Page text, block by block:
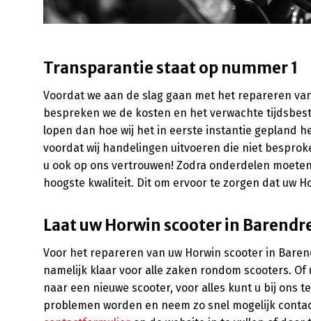
Transparantie staat op nummer 1
Voordat we aan de slag gaan met het repareren
bespreken we de kosten en het verwachte
lopen dan hoe wij het in eerste instantie gepland
voordat wij handelingen uitvoeren die niet
u ook op ons vertrouwen! Zodra onderdelen
hoogste kwaliteit. Dit om ervoor te zorgen dat uw
Laat uw Horwin scooter in
Voor het repareren van uw Horwin scooter in
namelijk klaar voor alle zaken rondom scooters.
naar een nieuwe scooter, voor alles kunt u bij ons
problemen worden en neem zo snel mogelijk